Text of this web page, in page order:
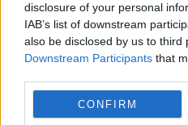
disclosure of your personal
IAB’s list of downstream
also be disclosed by us to third
Downstream Participants that
CONFIRM
Georgina Rodriguez